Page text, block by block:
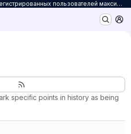
Из-за большого числа зарегистрированных пользователей максимальное количество персональных проектов ограничено до 3. Для снятия ограничений на количество проектов заполните
specific points in history as being